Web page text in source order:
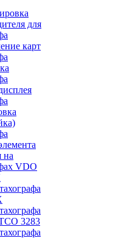
для
карт
на
VDO
3283